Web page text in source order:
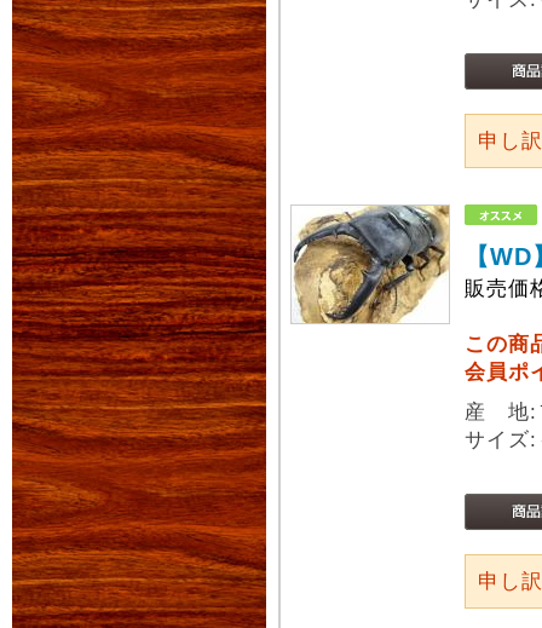
申し
【
販売価
この商
会員ポ
産 地:
サイズ
申し